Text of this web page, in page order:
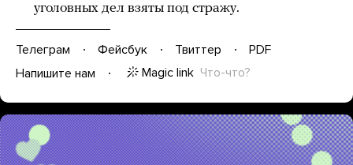
уголовных дел взяты под стражу.
Телеграм Фейсбук Твиттер
PDF
Напишите нам
Magic link Что-что?